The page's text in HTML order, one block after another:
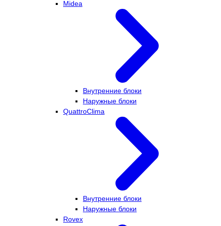
Midea
Внутренние блоки
Наружные блоки
QuattroClima
Внутренние блоки
Наружные блоки
Rovex